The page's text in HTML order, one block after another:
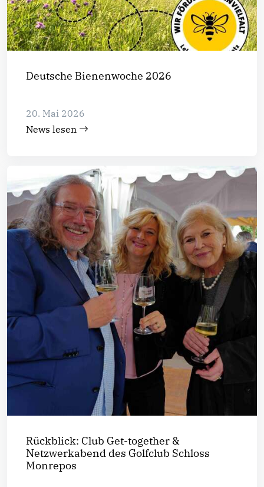
Deutsche Bienenwoche 2026
20. Mai 2026
News lesen
Rückblick: Club Get-together &
Netzwerkabend des Golfclub Schloss
Monrepos